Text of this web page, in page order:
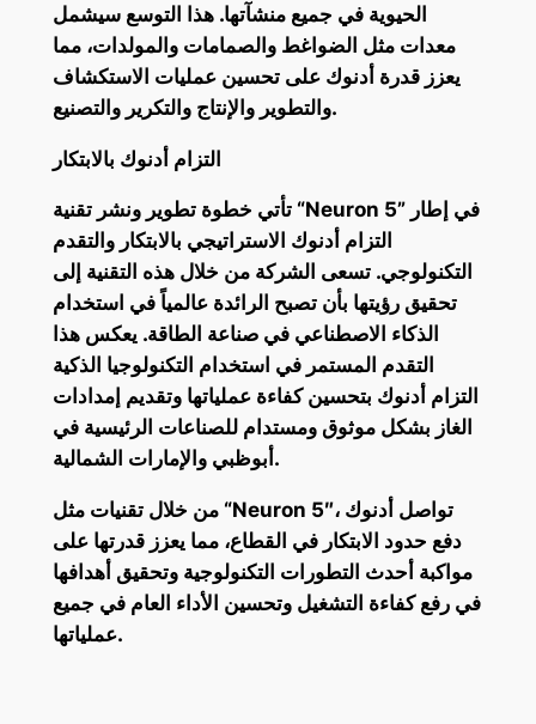
الحيوية في جميع منشآتها. هذا التوسع سيشمل
معدات مثل الضواغط والصمامات والمولدات، مما
يعزز قدرة أدنوك على تحسين عمليات الاستكشاف
والتطوير والإنتاج والتكرير والتصنيع.
التزام أدنوك بالابتكار
تأتي خطوة تطوير ونشر تقنية “Neuron 5” في إطار
التزام أدنوك الاستراتيجي بالابتكار والتقدم
التكنولوجي. تسعى الشركة من خلال هذه التقنية إلى
تحقيق رؤيتها بأن تصبح الرائدة عالمياً في استخدام
الذكاء الاصطناعي في صناعة الطاقة. يعكس هذا
التقدم المستمر في استخدام التكنولوجيا الذكية
التزام أدنوك بتحسين كفاءة عملياتها وتقديم إمدادات
الغاز بشكل موثوق ومستدام للصناعات الرئيسية في
أبوظبي والإمارات الشمالية.
من خلال تقنيات مثل “Neuron 5″، تواصل أدنوك
دفع حدود الابتكار في القطاع، مما يعزز قدرتها على
مواكبة أحدث التطورات التكنولوجية وتحقيق أهدافها
في رفع كفاءة التشغيل وتحسين الأداء العام في جميع
عملياتها.